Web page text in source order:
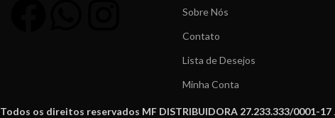
Sobre Nós
Contato
Lista de Desejos
Minha Conta
Todos os direitos reservados MF DISTRIBUIDORA 27.233.333/0001-17